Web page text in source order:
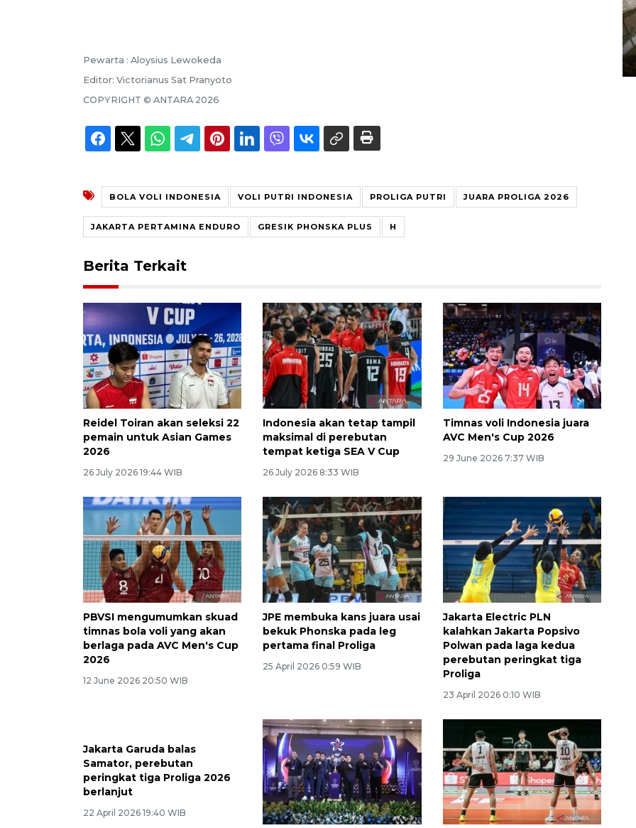
Pewarta : Aloysius Lewokeda
Editor: Victorianus Sat Pranyoto
COPYRIGHT © ANTARA 2026
BOLA VOLI INDONESIA VOLI PUTRI INDONESIA PROLIGA PUTRI JUARA PROLIGA 2026
JAKARTA PERTAMINA ENDURO GRESIK PHONSKA PLUS H
Berita Terkait
Reidel Toiran akan seleksi 22
pemain untuk Asian Games
2026
26 July 2026 19:44 WIB
Indonesia akan tetap tampil
maksimal di perebutan
tempat ketiga SEA V Cup
26 July 2026 8:33 WIB
Timnas voli Indonesia juara
AVC Men's Cup 2026
29 June 2026 7:37 WIB
PBVSI mengumumkan skuad
timnas bola voli yang akan
berlaga pada AVC Men's Cup
2026
12 June 2026 20:50 WIB
JPE membuka kans juara usai
bekuk Phonska pada leg
pertama final Proliga
25 April 2026 0:59 WIB
Jakarta Electric PLN
kalahkan Jakarta Popsivo
Polwan pada laga kedua
perebutan peringkat tiga
Proliga
23 April 2026 0:10 WIB
Jakarta Garuda balas
Samator, perebutan
peringkat tiga Proliga 2026
berlanjut
22 April 2026 19:40 WIB